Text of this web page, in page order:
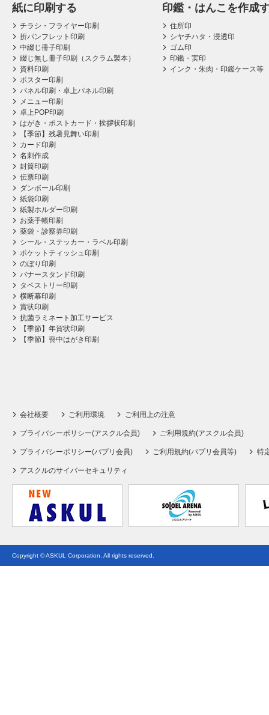
紙に印刷する
チラシ・フライヤー印刷
折パンフレット印刷
中綴じ冊子印刷
綴じ無し冊子印刷（スクラム製本）
資料印刷
ポスター印刷
パネル印刷・卓上パネル印刷
メニュー印刷
卓上POP印刷
はがき・ポストカード・挨拶状印刷
【季節】残暑見舞い印刷
カード印刷
名刺作成
封筒印刷
伝票印刷
ダンボール印刷
紙袋印刷
紙製ホルダー印刷
お薬手帳印刷
薬袋・診察券印刷
シール・ステッカー・ラベル印刷
ポケットティッシュ印刷
のぼり印刷
バナースタンド印刷
タペストリー印刷
横断幕印刷
賞状印刷
抗菌ラミネート加工サービス
【季節】年賀状印刷
【季節】喪中はがき印刷
印鑑・はんこを作成
住所印
シヤチハタ・浸透印
ゴム印
印鑑・実印
インク・朱肉・印鑑ケース等
会社概要 ご利用環境 ご利用上の注意
プライバシーポリシー(アスクル会員) ご利用規約(アスクル会員)
プライバシーポリシー(パプリ会員) ご利用規約(パプリ会員等) 特
アスクルのサイバーセキュリティ
Copyright © ASKUL Corporation. All rights reserved.